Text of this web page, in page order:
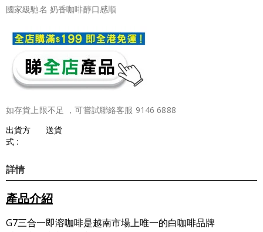
國家級馳名 奶香咖啡醇口感順
如存貨上限不足 ，可嘗試聯絡客服 9146 6888
出貨方
式 :
送貨
詳情
產品介紹
G7三合一即溶咖啡是越南市場上唯一的白咖啡品牌